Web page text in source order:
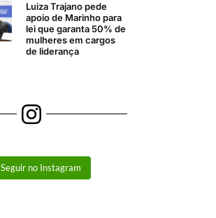
Luiza Trajano pede
apoio de Marinho para
lei que garanta 50% de
mulheres em cargos
de liderança
Seguir no Instagram